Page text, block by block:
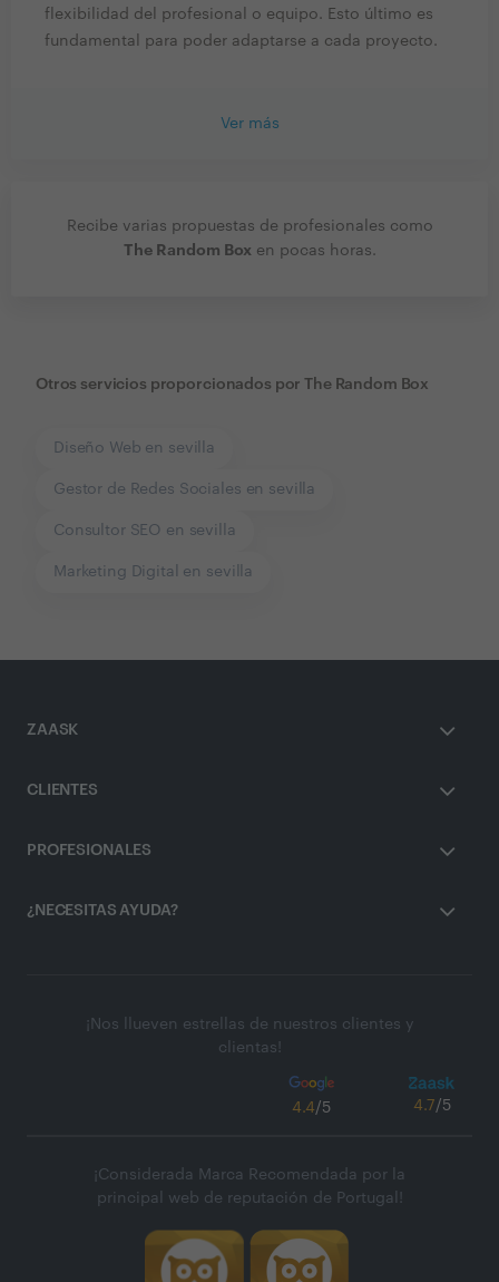
flexibilidad del profesional o equipo. Esto último es
fundamental para poder adaptarse a cada proyecto.
Ver más
Recibe varias propuestas de profesionales como
The Random Boxen pocas horas.
Otros servicios proporcionados por The Random Box
Diseño Web en sevilla
Gestor de Redes Sociales en sevilla
Consultor SEO en sevilla
Marketing Digital en sevilla
ZAASK
CLIENTES
PROFESIONALES
¿NECESITAS AYUDA?
¡Nos llueven estrellas de nuestros clientes y
clientas!
4.4/5 4.7/5
¡Considerada Marca Recomendada por la
principal web de reputación de Portugal!